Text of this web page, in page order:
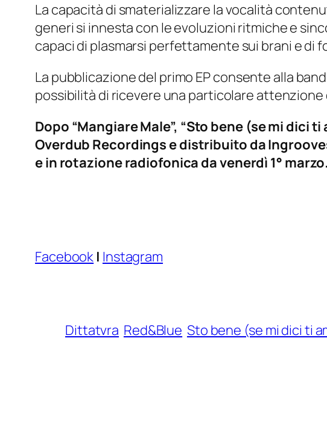
La capacità di smaterializzare la vocalità
generi si innesta con le evoluzioni ritmiche e
capaci di plasmarsi perfettamente sui brani e di
La pubblicazione del primo EP consente alla
possibilità di ricevere una particolare
Dopo “Mangiare Male”, “Sto bene (se mi
Overdub Recordings e distribuito da
e in rotazione radiofonica da venerdì 1° marzo.
Facebook | Instagram
Dittatvra Red&Blue Sto bene (se mi dici ti